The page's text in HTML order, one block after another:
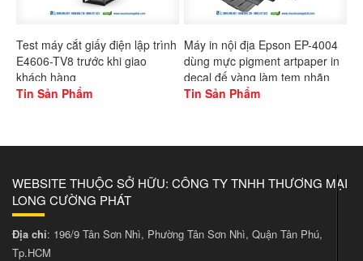
Test máy cắt giấy điện lập trình
E4606-TV8 trước khi giao
khách hàng
Tin Sản Phẩm
Máy in nội địa Epson EP-4004
dùng mực pigment artpaper in
decal đế vàng làm tem nhãn
Tin Sản Phẩm
WEBSITE THUỘC SỞ HỮU: CÔNG TY TNHH THƯƠNG MẠI
LONG CƯỜNG PHÁT
Địa chỉ: 196/9 Tân Sơn Nhì, Phường Tân Sơn Nhì, Quận Tân Phú,
Tp.HCM